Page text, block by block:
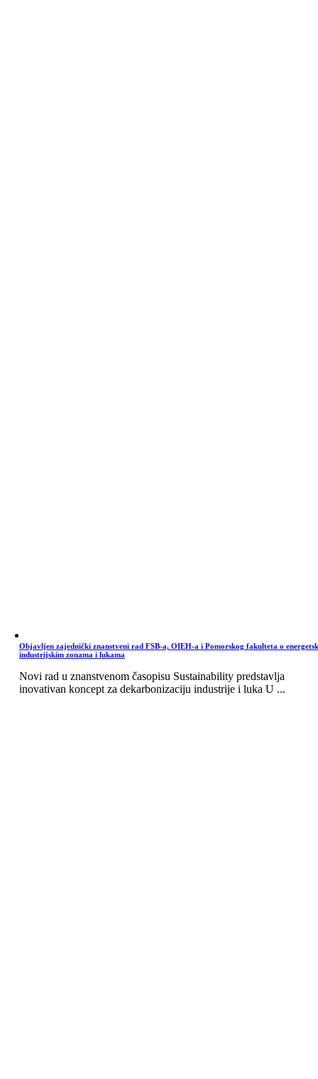
Objavljen zajednički znanstveni rad FSB-a, OIEH-a i Pomorskog fakulteta o
industrijskim zonama i lukama
Novi rad u znanstvenom časopisu Sustainability predstavlja
inovativan koncept za dekarbonizaciju industrije i luka U ...